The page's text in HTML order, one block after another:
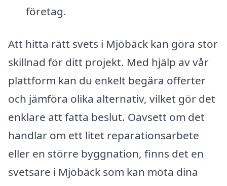
företag.
Att hitta rätt svets i Mjöbäck kan göra stor
skillnad för ditt projekt. Med hjälp av vår
plattform kan du enkelt begära offerter
och jämföra olika alternativ, vilket gör det
enklare att fatta beslut. Oavsett om det
handlar om ett litet reparationsarbete
eller en större byggnation, finns det en
svetsare i Mjöbäck som kan möta dina